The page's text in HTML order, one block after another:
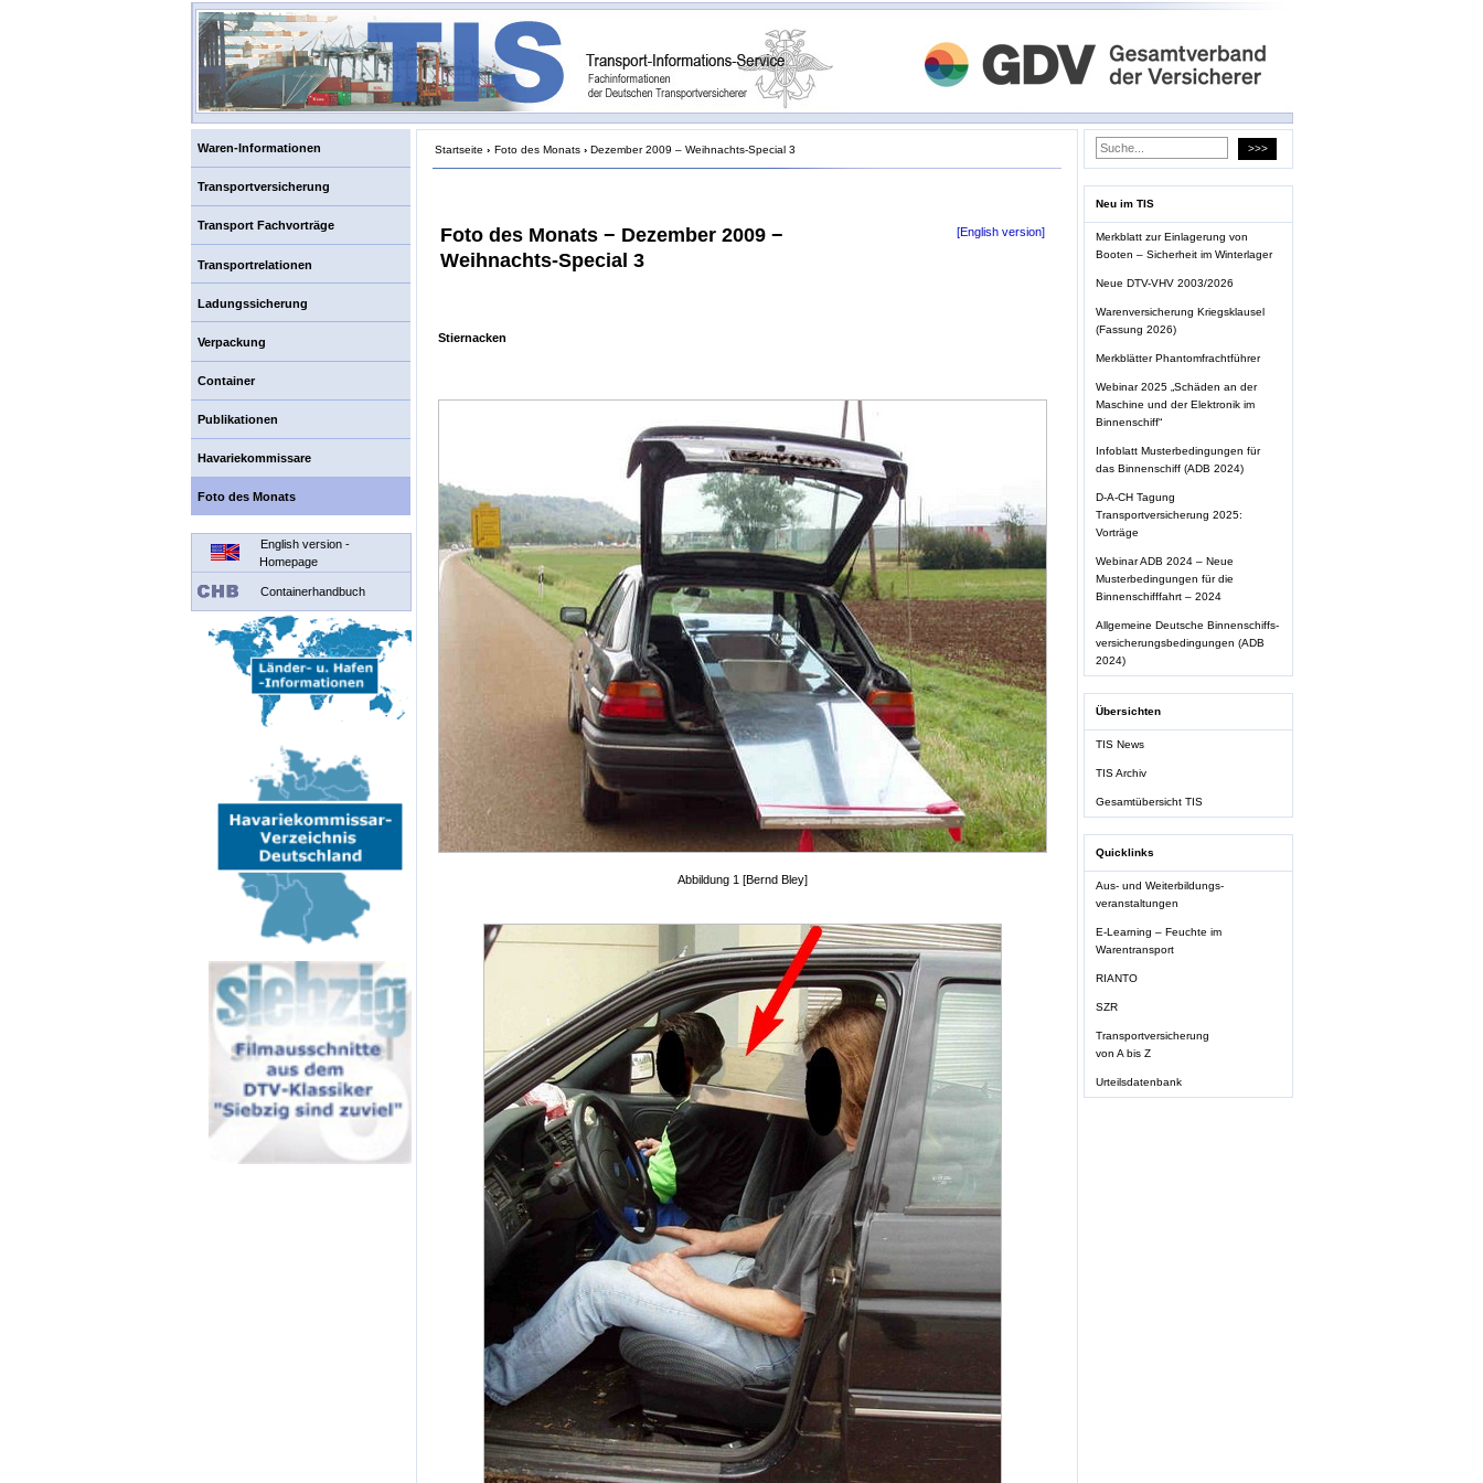
Waren-Informationen
Transportversicherung
Transport Fachvorträge
Transportrelationen
Ladungssicherung
Verpackung
Container
Publikationen
Havariekommissare
Foto des Monats
English version -
Homepage
Containerhandbuch
Startseite › Foto des Monats › Dezember 2009 – Weihnachts-Special 3
Foto des Monats − Dezember 2009 −
Weihnachts-Special 3
[English version]
Stiernacken
Abbildung 1 [Bernd Bley]
Neu im TIS
Merkblatt zur Einlagerung von
Booten – Sicherheit im Winterlager
Neue DTV-VHV 2003/2026
Warenversicherung Kriegsklausel
(Fassung 2026)
Merkblätter Phantomfrachtführer
Webinar 2025 „Schäden an der
Maschine und der Elektronik im
Binnenschiff“
Infoblatt Musterbedingungen für
das Binnenschiff (ADB 2024)
D-A-CH Tagung
Transportversicherung 2025:
Vorträge
Webinar ADB 2024 – Neue
Musterbedingungen für die
Binnenschifffahrt – 2024
Allgemeine Deutsche Binnenschiffs-
versicherungsbedingungen (ADB
2024)
Übersichten
TIS News
TIS Archiv
Gesamtübersicht TIS
Quicklinks
Aus- und Weiterbildungs-
veranstaltungen
E-Learning – Feuchte im
Warentransport
RIANTO
SZR
Transportversicherung
von A bis Z
Urteilsdatenbank